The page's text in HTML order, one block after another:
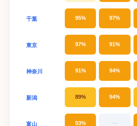
千葉 95% 97%
東京 97% 91%
神奈川 91% 94%
新潟 89% 94%
富山 93% —